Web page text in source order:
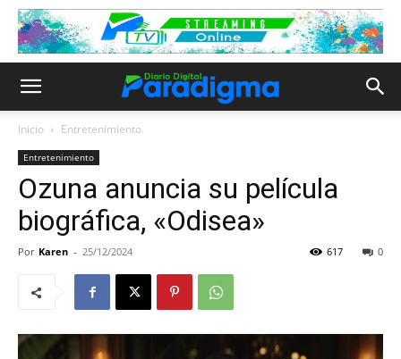
Inicio Entretenimiento
Entretenimiento
Ozuna anuncia su película
biográfica, «Odisea»
Por Karen - 25/12/2024 0
617